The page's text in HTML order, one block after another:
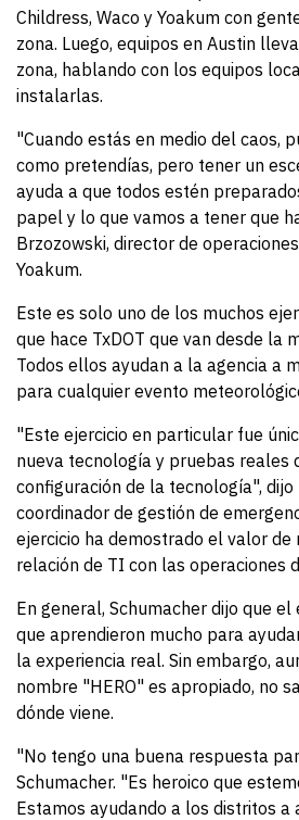
Childress, Waco y Yoakum con
zona. Luego, equipos en Austin
zona, hablando con los equipos
instalarlas.
"Cuando estás en medio del caos,
como pretendías, pero tener un
ayuda a que todos estén
papel y lo que vamos a tener que
Brzozowski, director de
Yoakum.
Este es solo uno de los muchos
que hace TxDOT que van desde la
Todos ellos ayudan a la agencia a
para cualquier evento
"Este ejercicio en particular fue
nueva tecnología y pruebas reales
configuración de la tecnología",
coordinador de gestión de
ejercicio ha demostrado el valor de
relación de TI con las operaciones
En general, Schumacher dijo que
que aprendieron mucho para
la experiencia real. Sin embargo,
nombre "HERO" es apropiado, no
dónde viene.
"No tengo una buena respuesta
Schumacher. "Es heroico que
Estamos ayudando a los distritos a